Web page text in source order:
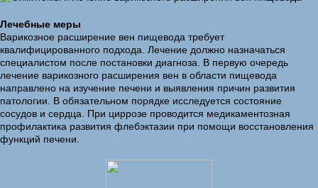
Лечебные меры
Варикозное расширение вен пищевода требует
квалифицированного подхода. Лечение должно назначаться
специалистом после постановки диагноза. В первую очередь
лечение варикозного расширения вен в области пищевода
направлено на изучение печени и выявления причин развития
патологии. В обязательном порядке исследуется состояние
сосудов и сердца. При циррозе проводится медикаментозная
профилактика развития флебэктазии при помощи восстановления
функций печени.